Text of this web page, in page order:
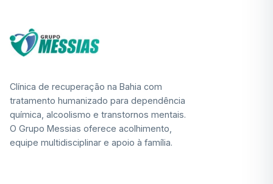
Clínica de recuperação na Bahia com
tratamento humanizado para dependência
química, alcoolismo e transtornos mentais.
O Grupo Messias oferece acolhimento,
equipe multidisciplinar e apoio à família.